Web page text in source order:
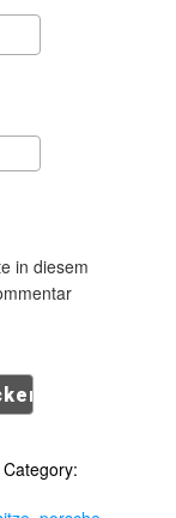
in diesem
Category: